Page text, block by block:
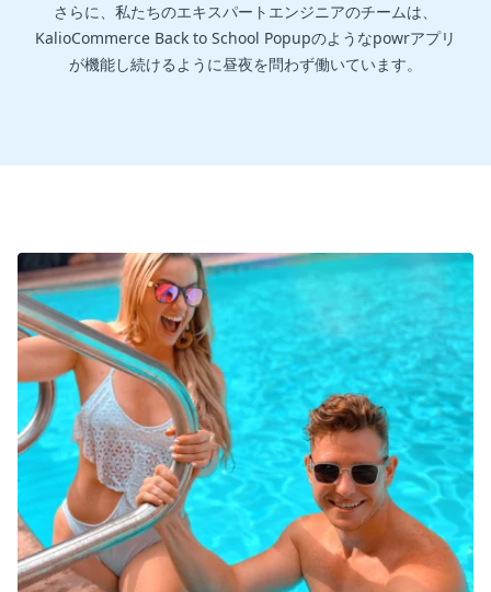
さらに、私たちのエキスパートエンジニアのチームは、
KalioCommerce Back to School Popupのようなpowrアプリ
が機能し続けるように昼夜を問わず働いています。